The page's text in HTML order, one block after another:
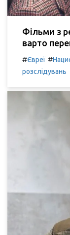
Фільми з
варто
#Євреї #
розслідувань